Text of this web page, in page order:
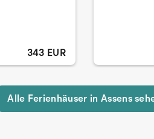
343 EUR
Alle Ferienhäuser in Assens